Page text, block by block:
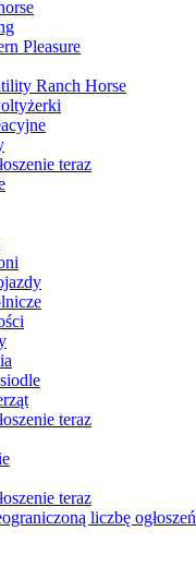
Pleasure
Ranch Horse
teraz
teraz
teraz
liczbę ogłoszeń